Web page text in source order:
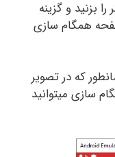
بزنید و گزینه
همگام سازی
که در تصویر
سازی میتوانید